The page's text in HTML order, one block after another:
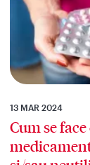
13 MAR 2024
Cum se